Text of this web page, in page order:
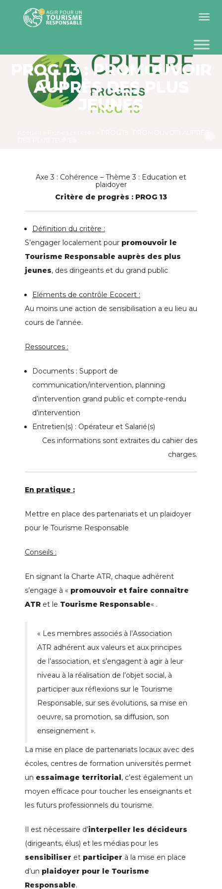
Toggle
PROG 13 : PROMOUVOIR
AUPRÈS DES PLUS
JEUNES
Axe 3 : Cohérence – Thème 3 : Education et
plaidoyer
Critère de progrès : PROG 13
Définition du critère :
S’engager localement pour promouvoir le
Tourisme Responsable auprès des plus
jeunes, des dirigeants et du grand public
Eléments de contrôle Ecocert :
Au moins une action de sensibilisation a eu lieu au
cours de l’année.
Ressources :
Documents : Support de
communication/intervention, planning
d’intervention grand public et compte-rendu
d’intervention
Entretien(s) : Opérateur et Salarié(s)
Ces informations sont extraites du cahier des
charges.
En pratique :
Mettre en place des partenariats et un plaidoyer
pour le Tourisme Responsable
Conseils :
En signant la Charte ATR, chaque adhérent
s’engage à « promouvoir et faire connaître
ATR et le Tourisme Responsable« .
« Les membres associés à l’Association
ATR adhérent aux valeurs et aux principes
de l’association, et s’engagent à agir à leur
niveau à la réalisation de l’objet social, à
participer aux réflexions sur le Tourisme
Responsable, sur ses évolutions, sa mise en
oeuvre, sa promotion, sa diffusion, son
enseignement ».
La mise en place de partenariats locaux avec des
écoles, centres de formation universités permet
un essaimage territorial, c’est également un
moyen efficace pour toucher les enseignants et
les futurs professionnels du tourisme.
Il est nécessaire d’interpeller les décideurs
(dirigeants, élus) et les médias pour les
sensibiliser et participer à la mise en place
d’un plaidoyer pour le Tourisme
Responsable.